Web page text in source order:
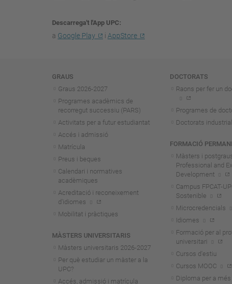
Descarrega't l'App UPC
a Google Play i AppStore
Navegació
GRAUS
Graus 2026-2027
Programes acadèmics de
recorregut successiu (PARS)
Activitats per a futur estudiantat
Accés i admissió
Matrícula
Preus i beques
Calendari i normatives
acadèmiques
Acreditació i reconeixement
d'idiomes
Mobilitat i pràctiques
MÀSTERS UNIVERSITARIS
Màsters universitaris 2026-2027
Per què estudiar un màster a la
UPC?
Accés, admissió i matrícula
DOCTORATS
Raons per fer un
Programes de
Doctorats
FORMACIÓ
Màsters i
Professional and
Development
Campus FPCAT-
Sostenible
Microcredencials
Idiomes
Formació per al
universitari
Cursos d'estiu
Cursos MOOC
Diploma per a